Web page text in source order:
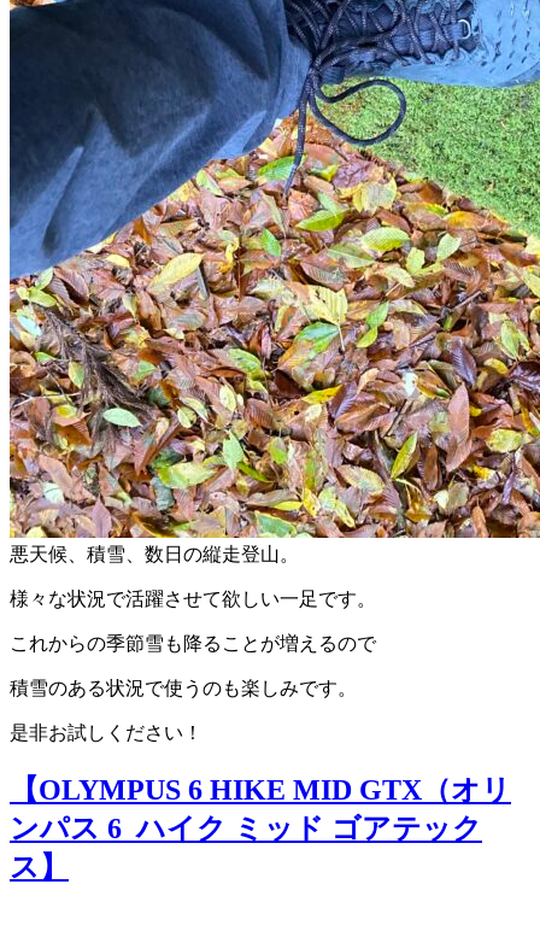
悪天候、積雪、数日の縦走登山。
様々な状況で活躍させて欲しい一足です。
これからの季節雪も降ることが増えるので
積雪のある状況で使うのも楽しみです。
是非お試しください！
【OLYMPUS 6 HIKE MID GTX（オリ
ンパス 6 ハイク ミッド ゴアテック
ス】